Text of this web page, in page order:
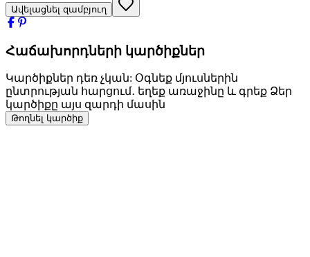
Ավելացնել զամբյուղ
Հաճախորդների կարծիքներ
Կարծիքներ դեռ չկան: Օգնեք մյուսներին
ընտրության հարցում․ եղեք առաջինը և գրեք Ձեր
կարծիքը այս զարդի մասին
Թողնել կարծիք